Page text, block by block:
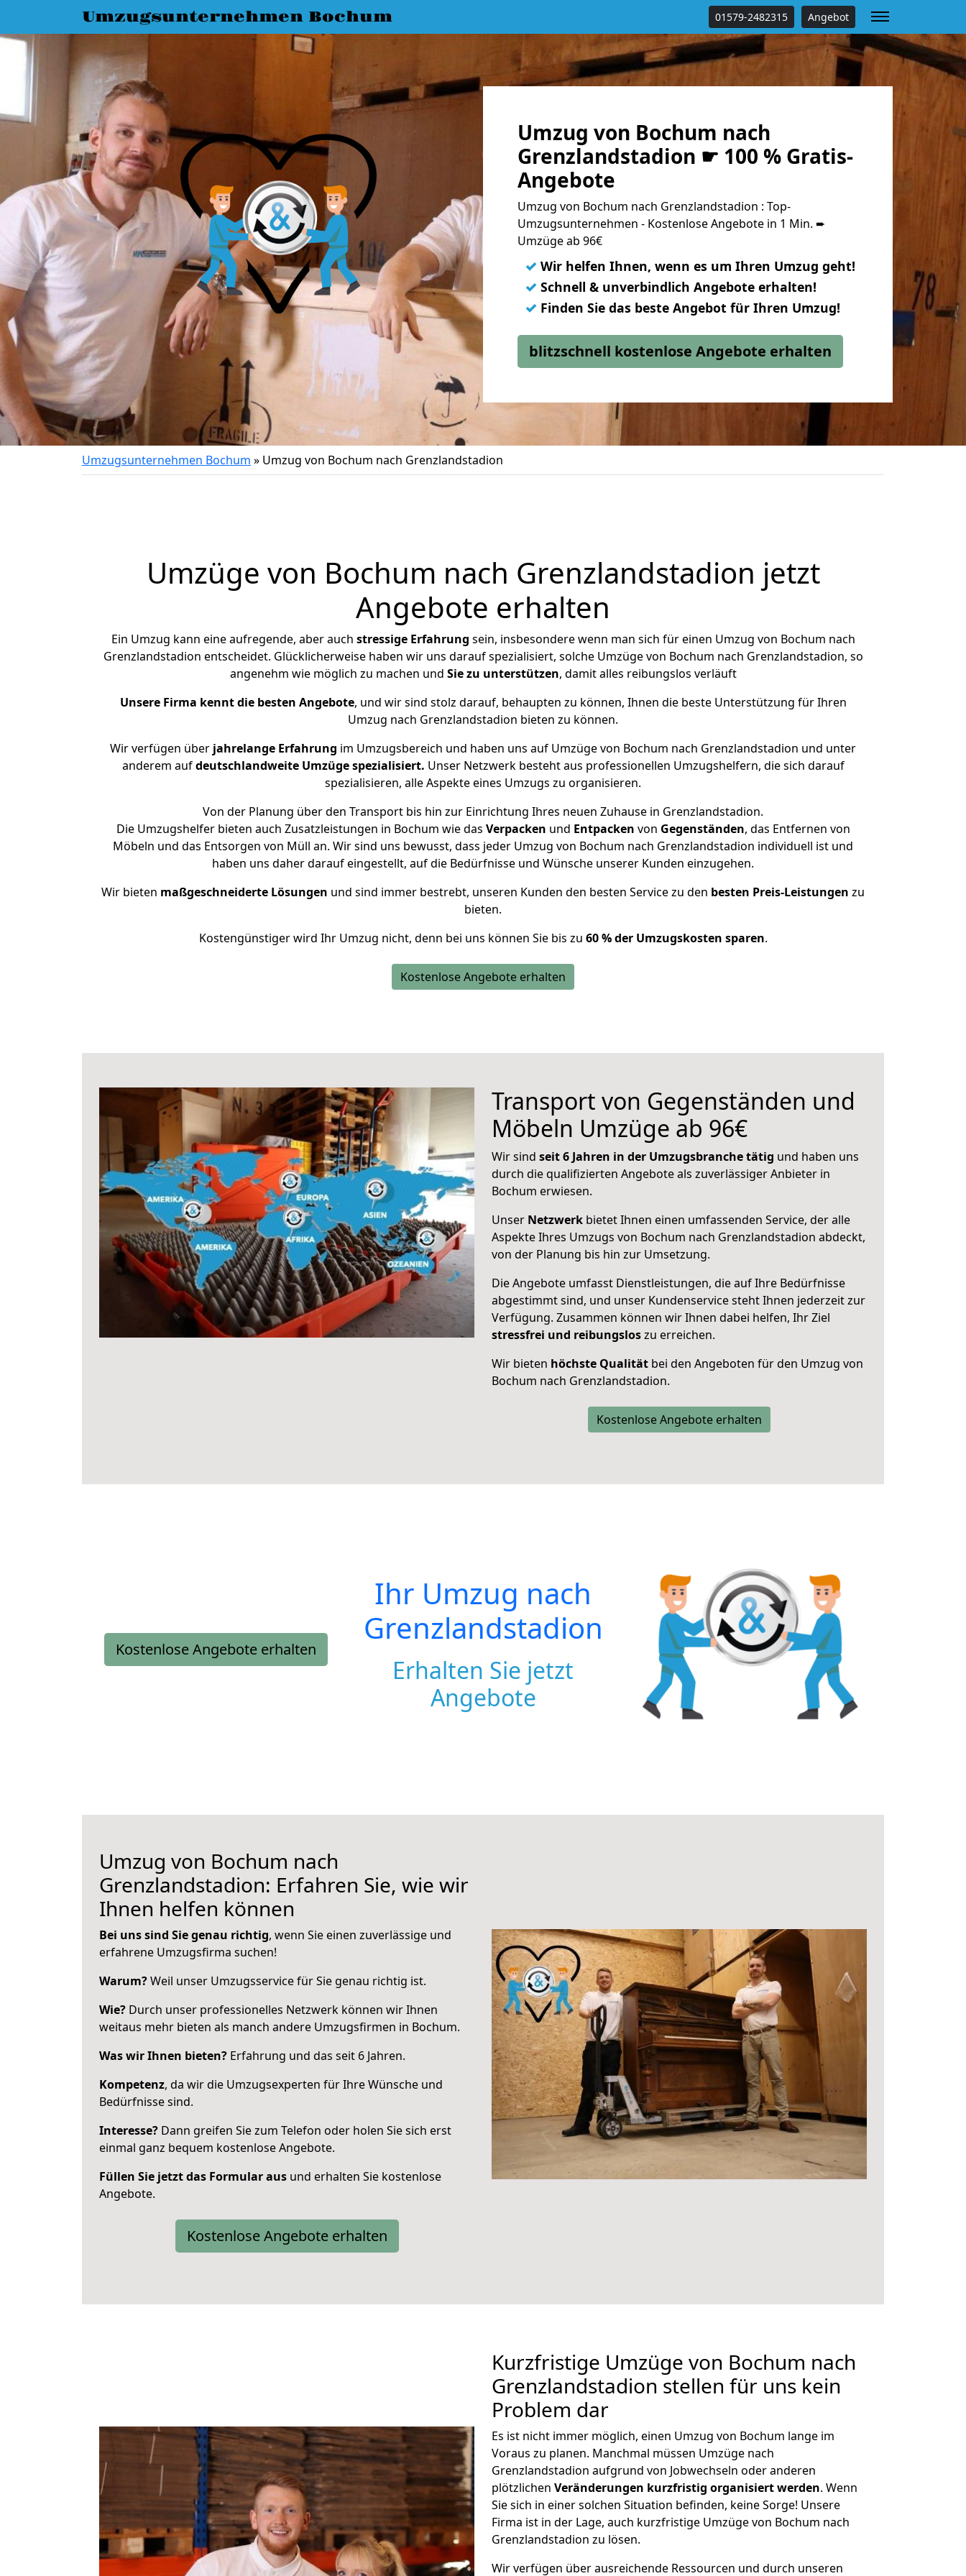
Umzugsunternehmen Bochum 01579-2482315 Angebot
Umzug von Bochum nach
Grenzlandstadion ☛ 100 % Gratis-
Angebote
Umzug von Bochum nach Grenzlandstadion : Top-
Umzugsunternehmen - Kostenlose Angebote in 1 Min. ➨
Umzüge ab 96€
✓ Wir helfen Ihnen, wenn es um Ihren Umzug geht!
✓ Schnell & unverbindlich Angebote erhalten!
✓ Finden Sie das beste Angebot für Ihren Umzug!
blitzschnell kostenlose Angebote erhalten
Umzugsunternehmen Bochum » Umzug von Bochum nach Grenzlandstadion
Umzüge von Bochum nach Grenzlandstadion jetzt
Angebote erhalten
Ein Umzug kann eine aufregende, aber auch stressige Erfahrung sein, insbesondere wenn man sich für einen Umzug von Bochum nach
Grenzlandstadion entscheidet. Glücklicherweise haben wir uns darauf spezialisiert, solche Umzüge von Bochum nach Grenzlandstadion, so
angenehm wie möglich zu machen und Sie zu unterstützen, damit alles reibungslos verläuft
Unsere Firma kennt die besten Angebote, und wir sind stolz darauf, behaupten zu können, Ihnen die beste Unterstützung für Ihren
Umzug nach Grenzlandstadion bieten zu können.
Wir verfügen über jahrelange Erfahrung im Umzugsbereich und haben uns auf Umzüge von Bochum nach Grenzlandstadion und unter
anderem aufdeutschlandweite Umzüge spezialisiert. Unser Netzwerk besteht aus professionellen Umzugshelfern, die sich darauf
spezialisieren, alle Aspekte eines Umzugs zu organisieren.
Von der Planung über den Transport bis hin zur Einrichtung Ihres neuen Zuhause in Grenzlandstadion.
Die Umzugshelfer bieten auch Zusatzleistungen in Bochum wie das Verpacken und Entpacken von Gegenständen, das Entfernen von
Möbeln und das Entsorgen von Müll an. Wir sind uns bewusst, dass jeder Umzug von Bochum nach Grenzlandstadion individuell ist und
haben uns daher darauf eingestellt, auf die Bedürfnisse und Wünsche unserer Kunden einzugehen.
Wir bieten maßgeschneiderte Lösungen und sind immer bestrebt, unseren Kunden den besten Service zu den besten Preis-Leistungen zu
bieten.
Kostengünstiger wird Ihr Umzug nicht, denn bei uns können Sie bis zu 60 % der Umzugskosten sparen.
Kostenlose Angebote erhalten
Transport von Gegenständen und
Möbeln Umzüge ab 96€
Wir sind seit 6 Jahren in der Umzugsbranche tätig und haben uns
durch die qualifizierten Angebote als zuverlässiger Anbieter in
Bochum erwiesen.
Unser Netzwerk bietet Ihnen einen umfassenden Service, der alle
Aspekte Ihres Umzugs von Bochum nach Grenzlandstadion abdeckt,
von der Planung bis hin zur Umsetzung.
Die Angebote umfasst Dienstleistungen, die auf Ihre Bedürfnisse
abgestimmt sind, und unser Kundenservice steht Ihnen jederzeit zur
Verfügung. Zusammen können wir Ihnen dabei helfen, Ihr Ziel
stressfrei und reibungsloszu erreichen.
Wir bieten höchste Qualität bei den Angeboten für den Umzug von
Bochum nach Grenzlandstadion.
Kostenlose Angebote erhalten
Kostenlose Angebote erhalten
Ihr Umzug nach
Grenzlandstadion
Erhalten Sie jetzt
Angebote
Umzug von Bochum nach
Grenzlandstadion: Erfahren Sie, wie wir
Ihnen helfen können
Bei uns sind Sie genau richtig, wenn Sie einen zuverlässige und
erfahrene Umzugsfirma suchen!
Warum?Weil unser Umzugsservice für Sie genau richtig ist.
Wie? Durch unser professionelles Netzwerk können wir Ihnen
weitaus mehr bieten als manch andere Umzugsfirmen in Bochum.
Was wir Ihnen bieten? Erfahrung und das seit 6 Jahren.
Kompetenz, da wir die Umzugsexperten für Ihre Wünsche und
Bedürfnisse sind.
Interesse? Dann greifen Sie zum Telefon oder holen Sie sich erst
einmal ganz bequem kostenlose Angebote.
Füllen Sie jetzt das Formular aus und erhalten Sie kostenlose
Angebote.
Kostenlose Angebote erhalten
Kurzfristige Umzüge von Bochum nach
Grenzlandstadion stellen für uns kein
Problem dar
Es ist nicht immer möglich, einen Umzug von Bochum lange im
Voraus zu planen. Manchmal müssen Umzüge nach
Grenzlandstadion aufgrund von Jobwechseln oder anderen
plötzlichen Veränderungen kurzfristig organisiert werden. Wenn
Sie sich in einer solchen Situation befinden, keine Sorge! Unsere
Firma ist in der Lage, auch kurzfristige Umzüge von Bochum nach
Grenzlandstadion zu lösen.
Wir verfügen über ausreichende Ressourcen und durch unseren